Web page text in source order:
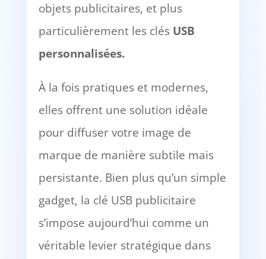
objets publicitaires, et plus
particulièrement les clés USB
personnalisées.
À la fois pratiques et modernes,
elles offrent une solution idéale
pour diffuser votre image de
marque de manière subtile mais
persistante. Bien plus qu’un simple
gadget, la clé USB publicitaire
s’impose aujourd’hui comme un
véritable levier stratégique dans